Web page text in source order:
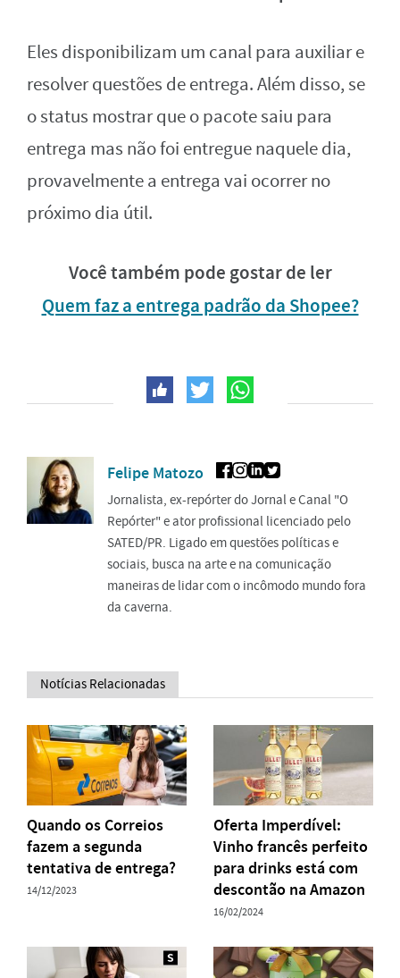
Eles disponibilizam um canal para auxiliar e
resolver questões de entrega. Além disso, se
o status mostrar que o pacote saiu para
entrega mas não foi entregue naquele dia,
provavelmente a entrega vai ocorrer no
próximo dia útil.
Você também pode gostar de ler
Quem faz a entrega padrão da Shopee?
Felipe Matozo
Jornalista, ex-repórter do Jornal e Canal "O
Repórter" e ator profissional licenciado pelo
SATED/PR. Ligado em questões políticas e
sociais, busca na arte e na comunicação
maneiras de lidar com o incômodo mundo fora
da caverna.
Notícias Relacionadas
Quando os Correios
fazem a segunda
tentativa de entrega?
14/12/2023
Oferta Imperdível:
Vinho francês perfeito
para drinks está com
descontão na Amazon
16/02/2024